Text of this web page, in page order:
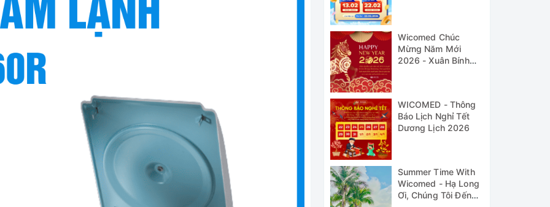
Wicomed Chúc
Mừng Năm Mới
2026 - Xuân Bính
WICOMED - Thông
Báo Lịch Nghỉ Tết
Dương Lịch 2026
Summer Time With
Wicomed - Hạ Long
Ơi, Chúng Tôi Đến